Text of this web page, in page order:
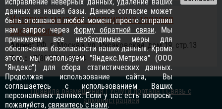
Интернет магазин спортивных товаров
SportAtlon.ru
Адрес:РФ, г. Москва, ул. Русаковская, дом 19, стр.13
Тел.: +7(800)511-36-24
Правила размещения|Услуги портала|Связь с
администрацией
данных из нашей базы. Данное согласие может
быть отозвано в любой момент, просто отправив
нам запрос через форму обратной связи. Мы
принимаем все необходимые меры для
обеспечения безопасности ваших данных. Кроме
этого, мы используем "Яндекс.Метрика" (ООО
"Яндекс") для сбора статистических данных.
Продолжая использование сайта, Вы
соглашаетесь с использованием Ваших
персональных данных. Если у вас есть вопросы,
пожалуйста, свяжитесь с нами.